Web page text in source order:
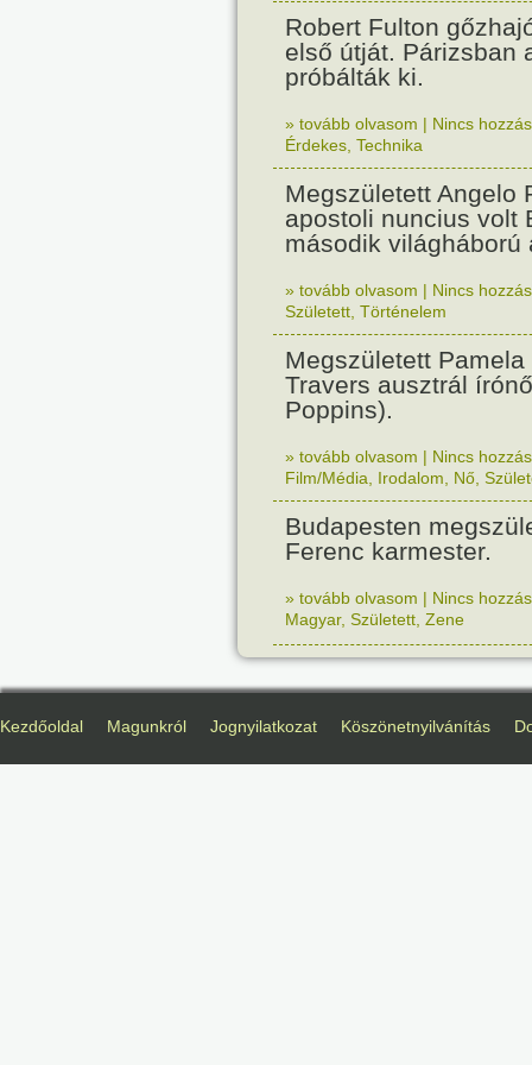
Robert Fulton
első útját. Párizsban
próbálták ki.
» tovább olvasom | Nincs
Érdekes Technika
Megszületett Angelo
apostoli nuncius volt
második világháború
» tovább olvasom | Nincs
Született Történelem
Megszületett Pamela
Travers ausztrál
Poppins).
» tovább olvasom | Nincs
Film/Média
Irodalom Nő
Budapesten
Ferenc karmester.
» tovább olvasom | Nincs
Magyar, Született Zene
Kezdőoldal Magunkról Jognyilatkozat Köszönetnyilvánítás